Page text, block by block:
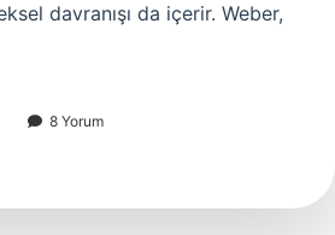
davranışı da içerir. Weber,
8 Yorum